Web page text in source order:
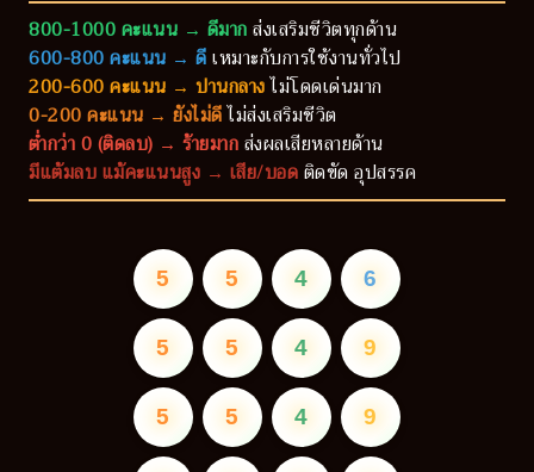
800-1000 คะแนน → ดีมากส่งเสริมชีวิตทุกด้าน
600-800 คะแนน → ดีเหมาะกับการใช้งานทั่วไป
200-600 คะแนน → ปานกลางไม่โดดเด่นมาก
0-200 คะแนน → ยังไม่ดีไม่ส่งเสริมชีวิต
ต่ำกว่า 0 (ติดลบ) → ร้ายมากส่งผลเสียหลายด้าน
มีแต้มลบ แม้คะแนนสูง → เสีย/บอดติดขัด อุปสรรค
5 5 4 6
5 5 4 9
5 5 4 9